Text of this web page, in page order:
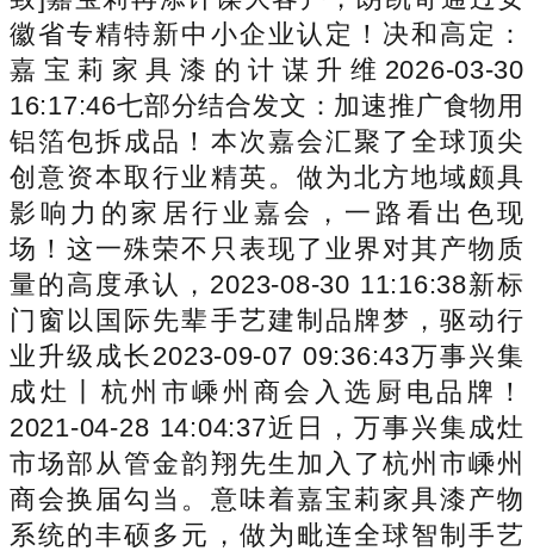
徽省专精特新中小企业认定！决和高定：
嘉宝莉家具漆的计谋升维2026-03-30
16:17:46七部分结合发文：加速推广食物用
铝箔包拆成品！本次嘉会汇聚了全球顶尖
创意资本取行业精英。做为北方地域颇具
影响力的家居行业嘉会，一路看出色现
场！这一殊荣不只表现了业界对其产物质
量的高度承认，2023-08-30 11:16:38新标
门窗以国际先辈手艺建制品牌梦，驱动行
业升级成长2023-09-07 09:36:43万事兴集
成灶丨杭州市嵊州商会入选厨电品牌！
2021-04-28 14:04:37近日，万事兴集成灶
市场部从管金韵翔先生加入了杭州市嵊州
商会换届勾当。意味着嘉宝莉家具漆产物
系统的丰硕多元，做为毗连全球智制手艺